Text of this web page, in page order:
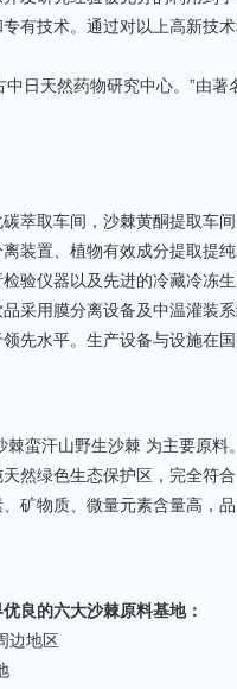
专有技术。通过对以上高新技
天然药物研究中心。”由著
取车间，沙棘黄酮提取车间
装置、植物有效成分提取提
验仪器以及先进的冷藏冷冻
采用膜分离设备及中温灌装
先水平。生产设备与设施在
蛮汗山野生沙棘 为主要原料
然绿色生态保护区，完全符
矿物质、微量元素含量高，
的六大沙棘原料基地：
边地区